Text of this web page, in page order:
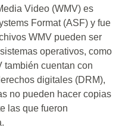
Video (WMV) es
Format (ASF) y fue
WMV pueden ser
operativos, como
también cuentan con
digitales (DRM),
no pueden hacer copias
las que fueron